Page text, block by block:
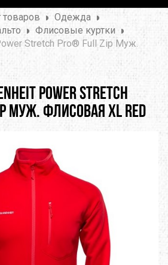
товаров
Одежда
Флисовые куртки
Stretch Pro® Full Zip Муж.
Power Stretch
Муж. флисовая XL Red